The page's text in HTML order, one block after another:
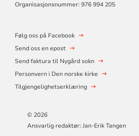
Organisasjonsnummer: 976 994 205
Følg oss på Facebook
Send oss en epost
Send faktura til Nygård sokn
Personvern i Den norske kirke
Tilgjengelighetserklæring
© 2026
Ansvarlig redaktør: Jan-Erik Tangen